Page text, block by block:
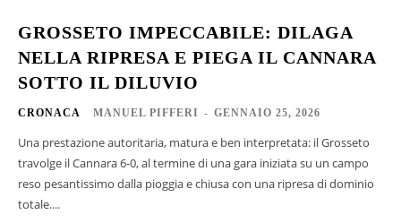
GROSSETO IMPECCABILE: DILAGA
NELLA RIPRESA E PIEGA IL CANNARA
SOTTO IL DILUVIO
CRONACA MANUEL PIFFERI - GENNAIO 25, 2026
Una prestazione autoritaria, matura e ben interpretata: il Grosseto
travolge il Cannara 6-0, al termine di una gara iniziata su un campo
reso pesantissimo dalla pioggia e chiusa con una ripresa di dominio
totale....